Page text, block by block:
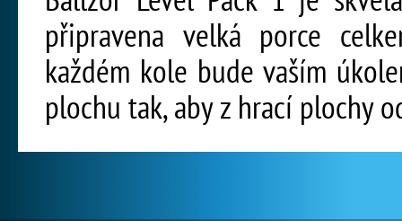
připravena velká porce
každém kole bude vaším
plochu tak, aby z hrací plochy